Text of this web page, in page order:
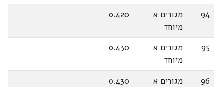
94
מגורים א
מיוחד
0.420
95
מגורים א
מיוחד
0.430
96
מגורים א
0.430